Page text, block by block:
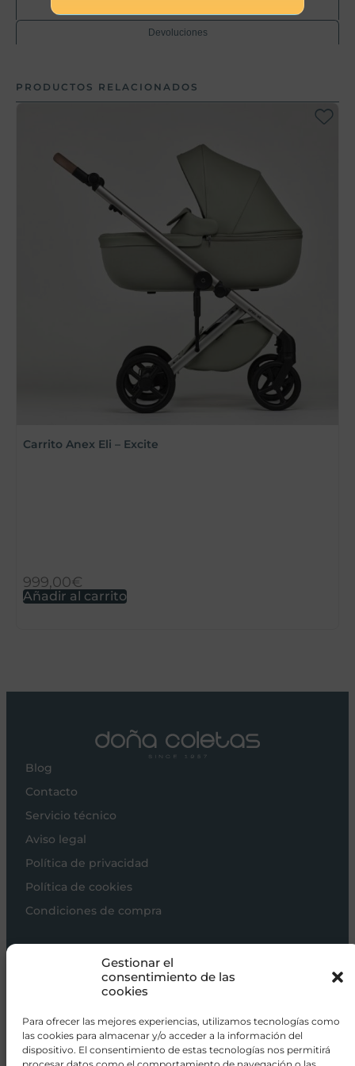
Gestionar el
consentimiento de las
cookies
Para ofrecer las mejores experiencias, utilizamos tecnologías como
las cookies para almacenar y/o acceder a la información del
dispositivo. El consentimiento de estas tecnologías nos permitirá
Devoluciones
PRODUCTOS RELACIONADOS
Carrito Anex Eli – Excite
999,00€
Añadir al carrito
Blog
Contacto
Servicio técnico
Aviso legal
Política de privacidad
Política de cookies
Condiciones de compra
Carros de bebé
Sillas de paseo
Alimentación
Hogar